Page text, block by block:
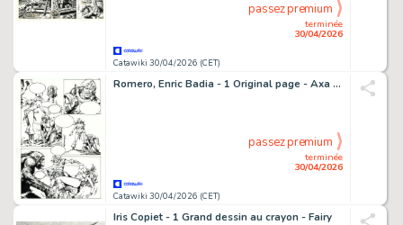
Catawiki 30/04/2026 (CET)
terminée
30/04/2026
passez premium
Romero, Enric Badia - 1 Original page - Axa - Beauty and Beast - Signed - 1991
Catawiki 30/04/2026 (CET)
terminée
30/04/2026
passez premium
Iris Copiet - 1 Grand dessin au crayon - Fairy